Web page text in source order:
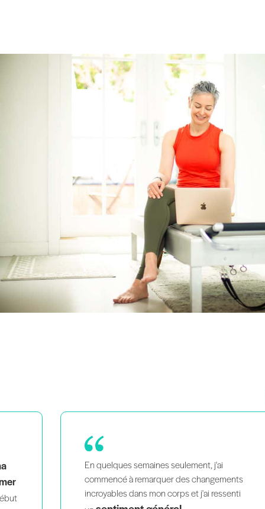
J'ai beaucoup gagné en confiance
dans mes repères et mes cours.
C'est incroyablement instructif et cela vaut